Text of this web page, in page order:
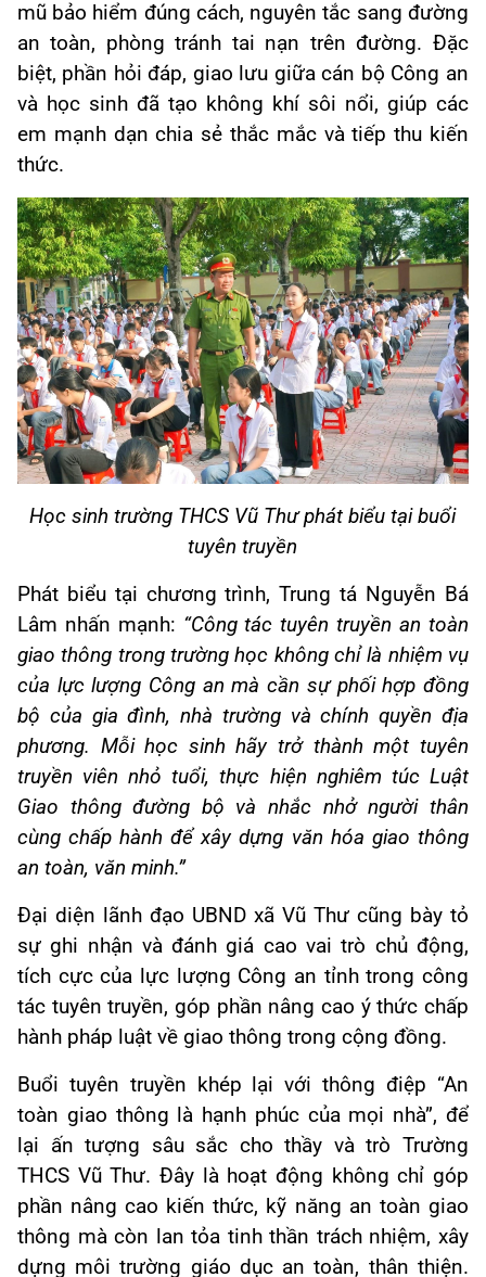
mũ bảo hiểm đúng cách, nguyên tắc sang đường
an toàn, phòng tránh tai nạn trên đường. Đặc
biệt, phần hỏi đáp, giao lưu giữa cán bộ Công an
và học sinh đã tạo không khí sôi nổi, giúp các
em mạnh dạn chia sẻ thắc mắc và tiếp thu kiến
thức.
Học sinh trường THCS Vũ Thư phát biểu tại buổi
tuyên truyền
Phát biểu tại chương trình, Trung tá Nguyễn Bá
Lâm nhấn mạnh: “Công tác tuyên truyền an toàn
giao thông trong trường học không chỉ là nhiệm vụ
của lực lượng Công an mà cần sự phối hợp đồng
bộ của gia đình, nhà trường và chính quyền địa
phương. Mỗi học sinh hãy trở thành một tuyên
truyền viên nhỏ tuổi, thực hiện nghiêm túc Luật
Giao thông đường bộ và nhắc nhở người thân
cùng chấp hành để xây dựng văn hóa giao thông
an toàn, văn minh.”
Đại diện lãnh đạo UBND xã Vũ Thư cũng bày tỏ
sự ghi nhận và đánh giá cao vai trò chủ động,
tích cực của lực lượng Công an tỉnh trong công
tác tuyên truyền, góp phần nâng cao ý thức chấp
hành pháp luật về giao thông trong cộng đồng.
Buổi tuyên truyền khép lại với thông điệp “An
toàn giao thông là hạnh phúc của mọi nhà”, để
lại ấn tượng sâu sắc cho thầy và trò Trường
THCS Vũ Thư. Đây là hoạt động không chỉ góp
phần nâng cao kiến thức, kỹ năng an toàn giao
thông mà còn lan tỏa tinh thần trách nhiệm, xây
dựng môi trường giáo dục an toàn, thân thiện.